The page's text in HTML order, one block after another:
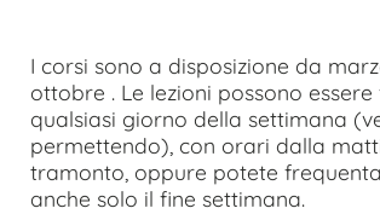
I corsi sono a disposizione da
ottobre . Le lezioni possono
qualsiasi giorno della settimana
permettendo), con orari dalla
tramonto, oppure potete
anche solo il fine settimana.